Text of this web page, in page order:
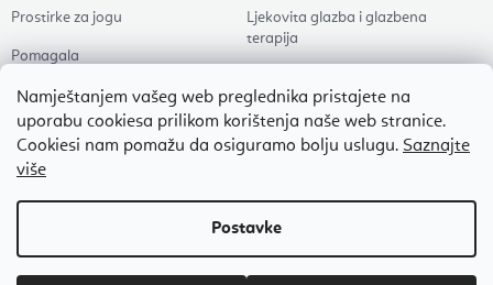
Namještanjem vašeg web preglednika pristajete na
uporabu cookiesa prilikom korištenja naše web stranice.
Cookiesi nam pomažu da osiguramo bolju uslugu. Saznajte
više
Prostirke za jogu
Pomagala
Zdravlje
Dodaci
Popusti
Ljekovita glazba i glazbena
terapija
Pilates
Zen
Izradio Shoptet Premium
. Sva prava pridržana.